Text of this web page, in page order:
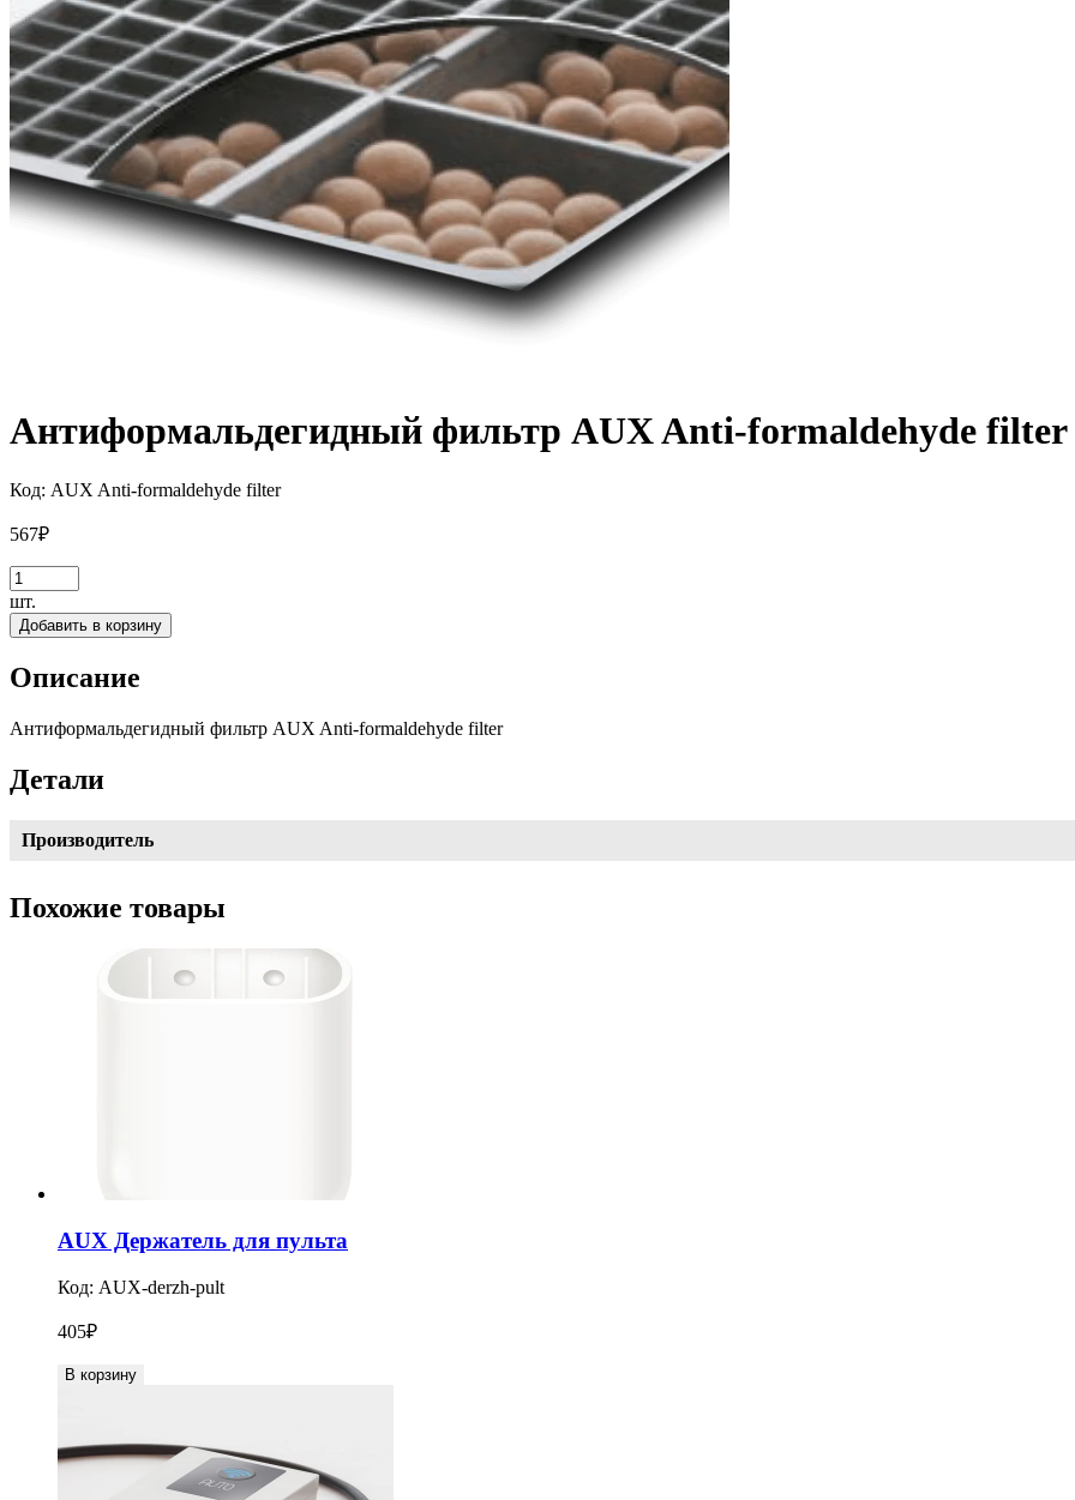
Антиформальдегидный фильтр AUX Anti-formaldehyde filter
Код: AUX Anti-formaldehyde filter
567₽
шт.
Добавить в корзину
Описание
Антиформальдегидный фильтр AUX Anti-formaldehyde filter
Детали
Производитель
Похожие товары
AUX Держатель для пульта
Код: AUX-derzh-pult
405₽
В корзину